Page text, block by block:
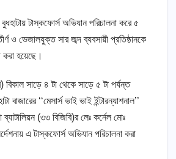
বুধহাটায় টাস্কফোর্স অভিযান পরিচালনা করে ৫
ও ভেজালযুক্ত সার জব্দ ব্যবসায়ী প্রতিষ্ঠানকে
করা হয়েছে।
বিকাল সাড়ে ৪ টা থেকে সাড়ে ৫ টা পর্যন্ত
বাজারের ‘‘মেসার্স ভাই ভাই ইন্টারন্যাশনাল’’
ব্যাটালিয়ন (৩৩ বিজিবি)র লেঃ কর্নেল মোঃ
এ টাস্কফোর্স অভিযান পরিচালনা করা